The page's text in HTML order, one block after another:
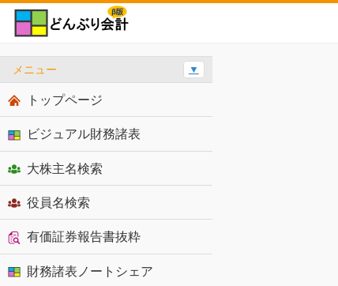
メニュー ▼
トップページ
ビジュアル財務諸表
大株主名検索
役員名検索
有価証券報告書抜粋
財務諸表ノートシェア